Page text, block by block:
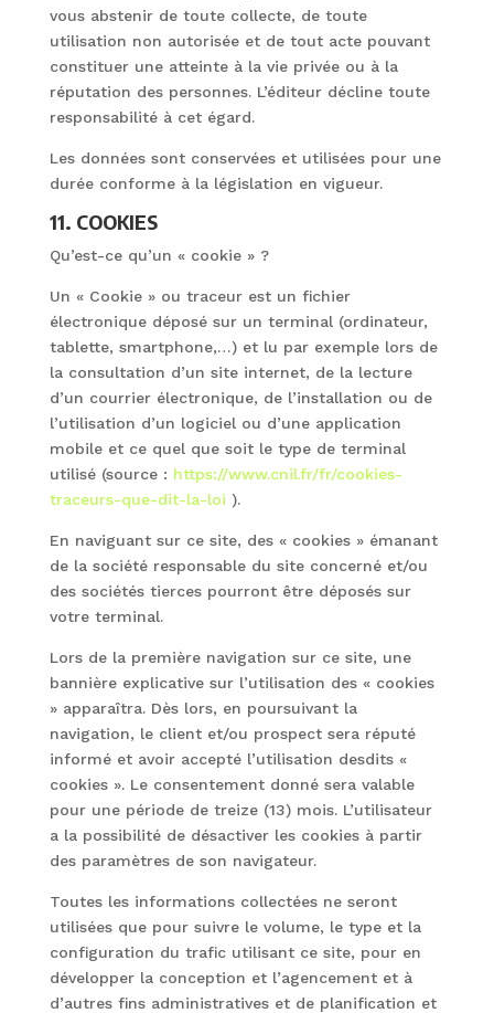
vous abstenir de toute collecte, de toute
utilisation non autorisée et de tout acte pouvant
constituer une atteinte à la vie privée ou à la
réputation des personnes. L’éditeur décline toute
responsabilité à cet égard.
Les données sont conservées et utilisées pour une
durée conforme à la législation en vigueur.
11. COOKIES
Qu’est-ce qu’un « cookie » ?
Un « Cookie » ou traceur est un fichier
électronique déposé sur un terminal (ordinateur,
tablette, smartphone,…) et lu par exemple lors de
la consultation d’un site internet, de la lecture
d’un courrier électronique, de l’installation ou de
l’utilisation d’un logiciel ou d’une application
mobile et ce quel que soit le type de terminal
utilisé (source : https://www.cnil.fr/fr/cookies-
traceurs-que-dit-la-loi ).
En naviguant sur ce site, des « cookies » émanant
de la société responsable du site concerné et/ou
des sociétés tierces pourront être déposés sur
votre terminal.
Lors de la première navigation sur ce site, une
bannière explicative sur l’utilisation des « cookies
» apparaîtra. Dès lors, en poursuivant la
navigation, le client et/ou prospect sera réputé
informé et avoir accepté l’utilisation desdits «
cookies ». Le consentement donné sera valable
pour une période de treize (13) mois. L’utilisateur
a la possibilité de désactiver les cookies à partir
des paramètres de son navigateur.
Toutes les informations collectées ne seront
utilisées que pour suivre le volume, le type et la
configuration du trafic utilisant ce site, pour en
développer la conception et l’agencement et à
d’autres fins administratives et de planification et